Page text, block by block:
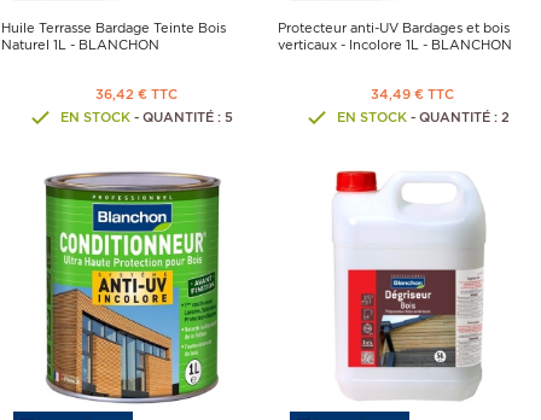
Huile Terrasse Bardage Teinte Bois
Naturel 1L - BLANCHON
36,42 € TTC
EN STOCK - QUANTITÉ : 5
Protecteur anti-UV Bardages et bois
verticaux - Incolore 1L - BLANCHON
34,49 € TTC
EN STOCK - QUANTITÉ : 2